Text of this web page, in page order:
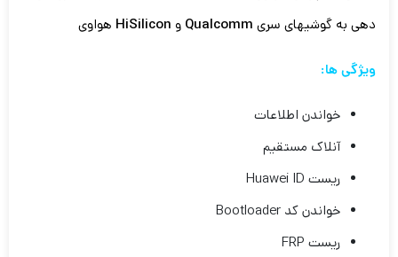
دهی به گوشیهای سری Qualcomm و HiSilicon هواوی
ویژگی ها:
خواندن اطلاعات
آنلاک مستقیم
ریست Huawei ID
خواندن کد Bootloader
ریست FRP